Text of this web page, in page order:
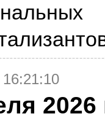
16:21:10
2026